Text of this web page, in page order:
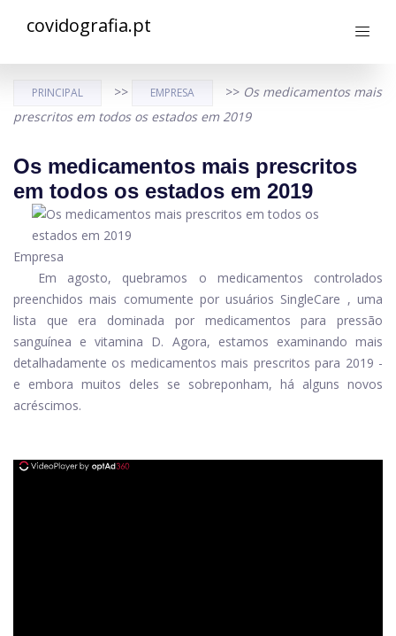
covidografia.pt
PRINCIPAL >> EMPRESA >> Os medicamentos mais
prescritos em todos os estados em 2019
Os medicamentos mais prescritos
em todos os estados em 2019
Empresa
Em agosto, quebramos o
medicamentos controlados
preenchidos mais comumente por usuários SingleCare , uma
lista que era dominada por medicamentos para pressão
sanguínea e vitamina D. Agora, estamos examinando mais
detalhadamente os medicamentos mais prescritos para 2019 -
e embora muitos deles se sobreponham, há alguns novos
acréscimos.